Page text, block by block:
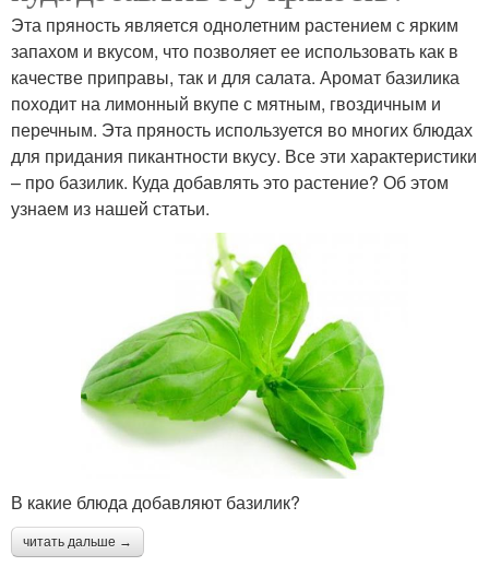
Эта пряность является однолетним растением с ярким
запахом и вкусом, что позволяет ее использовать как в
качестве приправы, так и для салата. Аромат базилика
походит на лимонный вкупе с мятным, гвоздичным и
перечным. Эта пряность используется во многих блюдах
для придания пикантности вкусу. Все эти характеристики
– про базилик. Куда добавлять это растение? Об этом
узнаем из нашей статьи.
В какие блюда добавляют базилик?
читать дальше →